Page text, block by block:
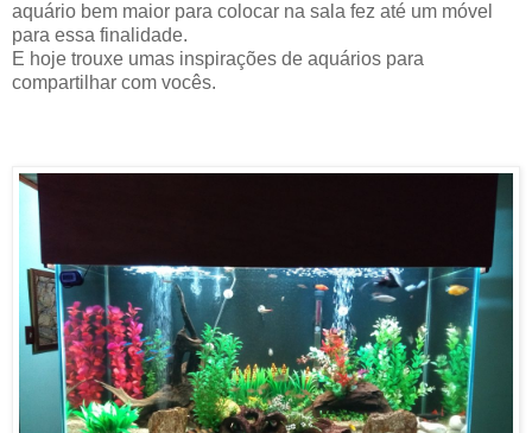
aquário bem maior para colocar na sala fez até um móvel
para essa finalidade.
E hoje trouxe umas inspirações de aquários para
compartilhar com vocês.